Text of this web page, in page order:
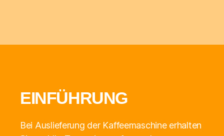
EINFÜHRUNG
Bei Auslieferung der Kaffeemaschine erhalten